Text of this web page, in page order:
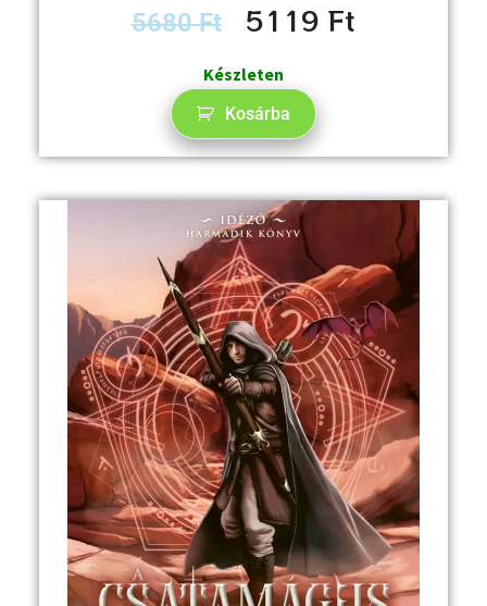
5680Ft 5119Ft
Készleten
Kosárba